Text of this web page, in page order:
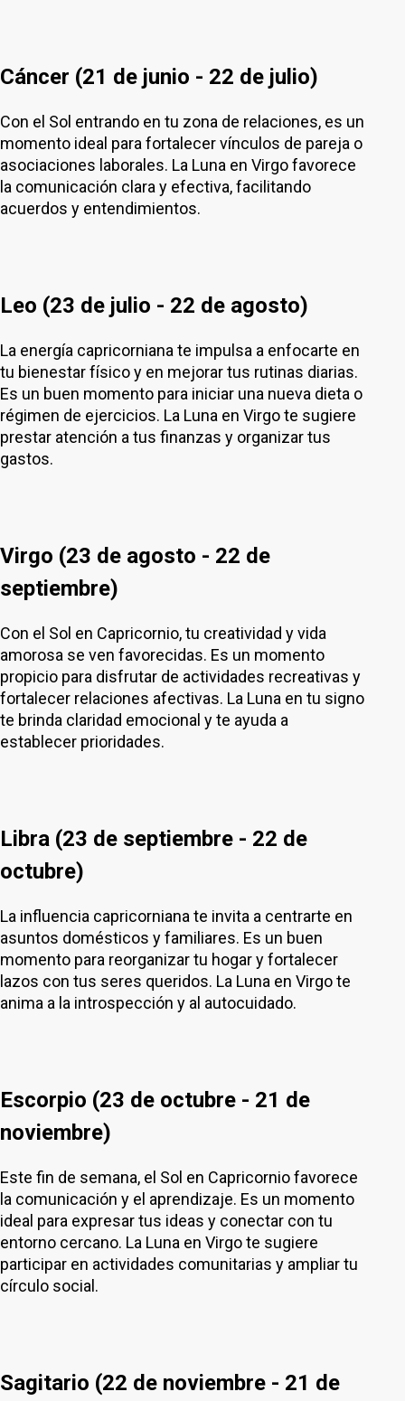
Cáncer (21 de junio - 22 de julio)
Con el Sol entrando en tu zona de relaciones, es un
momento ideal para fortalecer vínculos de pareja o
asociaciones laborales. La Luna en Virgo favorece
la comunicación clara y efectiva, facilitando
acuerdos y entendimientos.
Leo (23 de julio - 22 de agosto)
La energía capricorniana te impulsa a enfocarte en
tu bienestar físico y en mejorar tus rutinas diarias.
Es un buen momento para iniciar una nueva dieta o
régimen de ejercicios. La Luna en Virgo te sugiere
prestar atención a tus finanzas y organizar tus
gastos.
Virgo (23 de agosto - 22 de
septiembre)
Con el Sol en Capricornio, tu creatividad y vida
amorosa se ven favorecidas. Es un momento
propicio para disfrutar de actividades recreativas y
fortalecer relaciones afectivas. La Luna en tu signo
te brinda claridad emocional y te ayuda a
establecer prioridades.
Libra (23 de septiembre - 22 de
octubre)
La influencia capricorniana te invita a centrarte en
asuntos domésticos y familiares. Es un buen
momento para reorganizar tu hogar y fortalecer
lazos con tus seres queridos. La Luna en Virgo te
anima a la introspección y al autocuidado.
Escorpio (23 de octubre - 21 de
noviembre)
Este fin de semana, el Sol en Capricornio favorece
la comunicación y el aprendizaje. Es un momento
ideal para expresar tus ideas y conectar con tu
entorno cercano. La Luna en Virgo te sugiere
participar en actividades comunitarias y ampliar tu
círculo social.
Sagitario (22 de noviembre - 21 de